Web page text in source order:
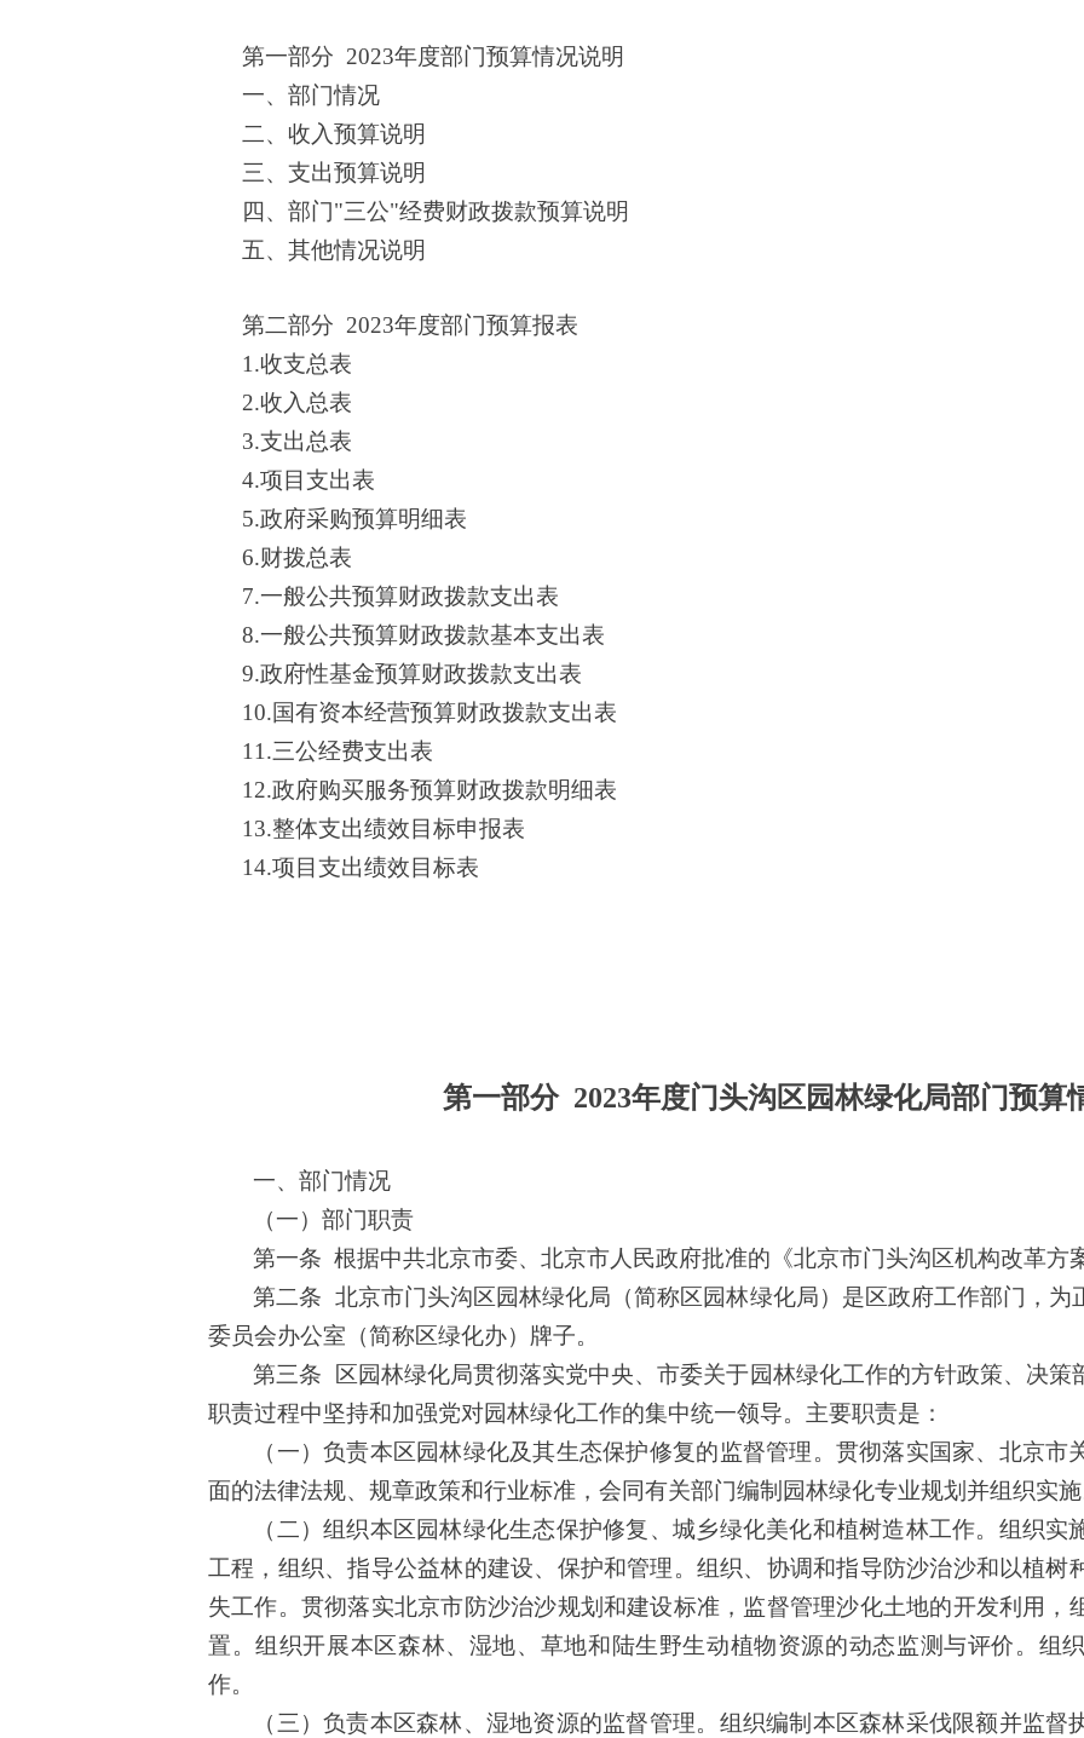
第一部分 2023年度部门预算情况说明
一、部门情况
二、收入预算说明
三、支出预算说明
四 、 部门"三公"经费财政拨款预算说明
五、 其他情况说明
第二部分 2023年度部门预算报表
1.收支总表
2.收入总表
3.支出总表
4.项目支出表
5.政府采购预算明细表
6.财拨总表
7.一般公共预算财政拨款支出表
8.一般公共预算财政拨款基本支出表
9.政府性基金预算财政拨款支出表
10.国有资本经营预算财政拨款支出表
11.三公经费支出表
12.政府购买服务预算财政拨款明细表
13.整体支出绩效目标申报表
14.项目支出绩效目标表
第一部分2023年度门头沟区 园林绿化局部门预算
一、部门情况
（一）部门职责
第一条 根据中共北京市委、北京市人民政府批准的《北京市门头沟区机构改革方
第二条 北京市门头沟区园林绿化局（简称区园林绿化局） 是 区政府工作部门，
委员会办公室（简称区绿化办）牌子。
第三条
区园林绿化局贯彻落实党中央、市委关于园林绿化工作的方针政策、决策
职责过程中坚持和加强党对园林绿化工作的集中统一领导。主要职责是 ：
（一）负责本区园林绿化及其生态保护修复的监督管理。贯彻落实国家、 北京市
面的法律法规、规章政策和行业标准，会同有关部门编制园林绿化专业规划并组织实
（二）组织本区园林绿化生态保护修复、城乡绿化美化和植树造林工作。组织
工程，组织、指导公益林的建设、保护和管理。组织、协调和指导防沙治沙和以植树
失工作。 贯彻落实北京市防沙治沙规划和建设标准，监督管理沙化土地的开发利用，
置。组织开展本区森林、湿地、草地和陆生野生动植物资源的动态监测与评价。组
作。
（三）负责本区森林、湿地资源的监督管理。组织编制本区森林采伐限额并监